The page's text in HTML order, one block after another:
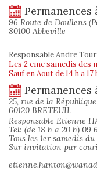
Permanences
96 Route de Doullens
80100 Abbeville
Responsable Andre
Les 2 eme samedis des
Sauf en Aout de 14 h a 17
Permanences
25, rue de la
60120 BRETEUIL
Responsable Etienne
Tel: (de 18 h a 20 h) 09
Tous les 1er samedis
Sur invitation par